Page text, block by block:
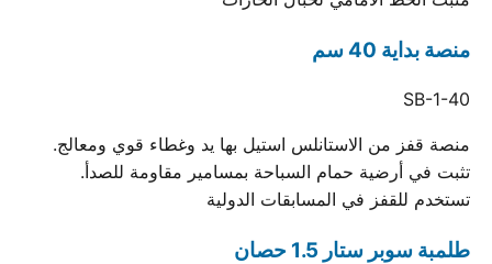
منصة بداية 40 سم
SB-1-40
منصة قفز من الاستانلس استيل بها يد وغطاء قوي ومعالج.
تثبت في أرضية حمام السباحة بمسامير مقاومة للصدأ.
تستخدم للقفز في المسابقات الدولية
طلمبة سوبر ستار 1.5 حصان